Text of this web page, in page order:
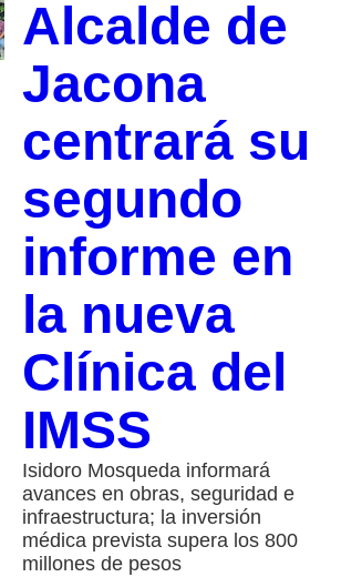
Alcalde de
Jacona
centrará su
segundo
informe en
la nueva
Clínica del
IMSS
Isidoro Mosqueda informará
avances en obras, seguridad e
infraestructura; la inversión
médica prevista supera los 800
millones de pesos